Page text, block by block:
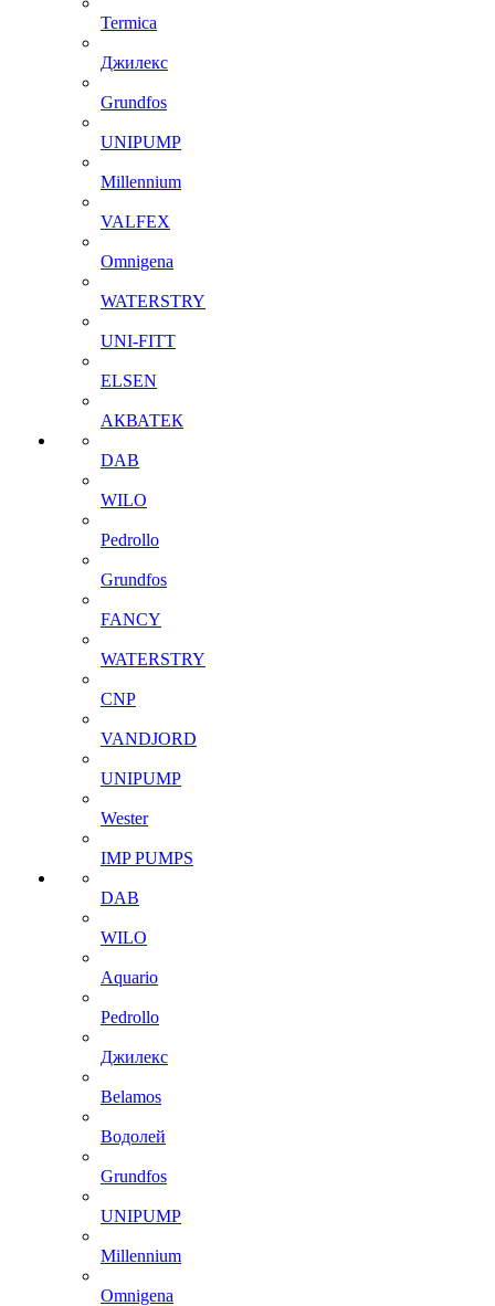
Termica
Джилекс
Grundfos
UNIPUMP
Millennium
VALFEX
Omnigena
WATERSTRY
UNI-FITT
ELSEN
АКВАТЕК
DAB
WILO
Pedrollo
Grundfos
FANCY
WATERSTRY
CNP
VANDJORD
UNIPUMP
Wester
IMP PUMPS
DAB
WILO
Aquario
Pedrollo
Джилекс
Belamos
Водолей
Grundfos
UNIPUMP
Millennium
Omnigena